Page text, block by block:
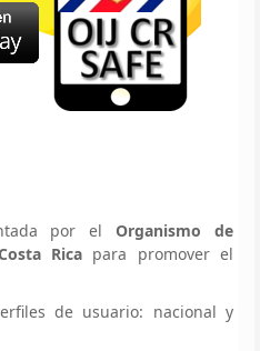
por el Organismo de
Rica para promover el
de usuario: nacional y